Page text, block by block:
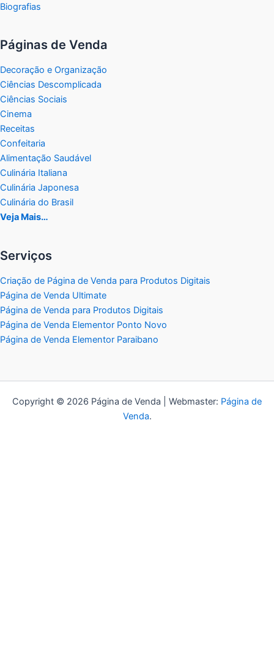
Biografias
Páginas de Venda
Decoração e Organização
Ciências Descomplicada
Ciências Sociais
Cinema
Receitas
Confeitaria
Alimentação Saudável
Culinária Italiana
Culinária Japonesa
Culinária do Brasil
Veja Mais…
Serviços
Criação de Página de Venda para Produtos Digitais
Página de Venda Ultimate
Página de Venda para Produtos Digitais
Página de Venda Elementor Ponto Novo
Página de Venda Elementor Paraibano
Copyright © 2026 Página de Venda | Webmaster: Página de
Venda.